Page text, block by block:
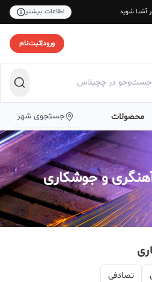
آشنا شوید اطلاعات بیشتر
ورود|ثبت‌نام
محصولات جستجوی شهر
و جوشکاری
تصادفی